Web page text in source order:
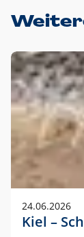
24.06.2026
Kiel –